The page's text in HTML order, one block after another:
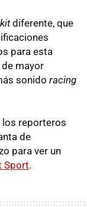
diferente, que
para esta
mayor
sonido racing
los reporteros
de
para ver un
Sport.